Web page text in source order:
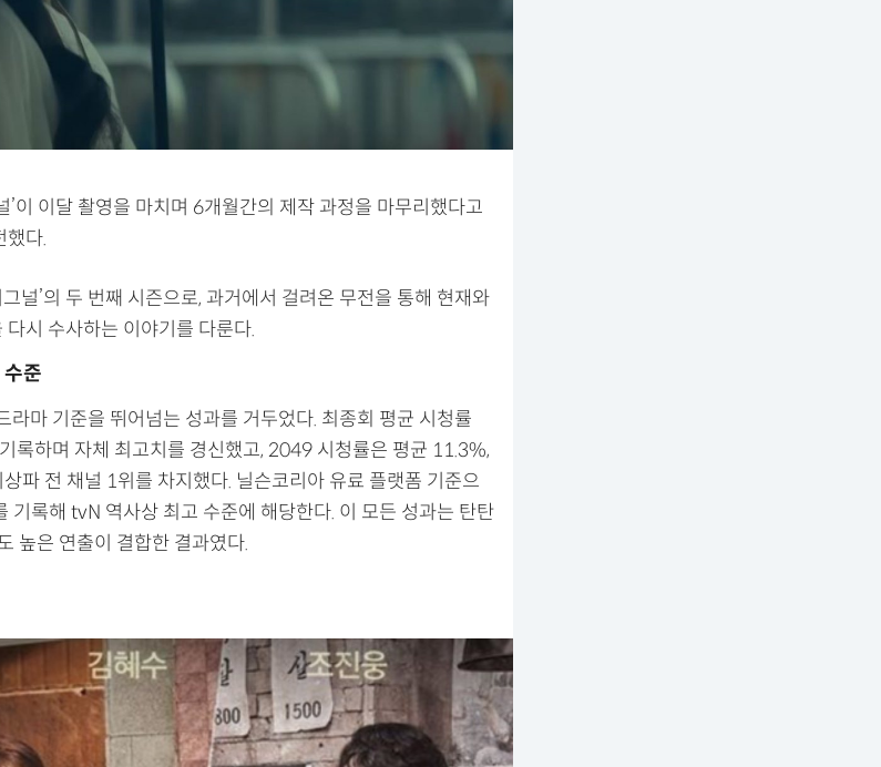
’이 이달 촬영을 마치며 6개월간의 제작 과정을 마무리했다고
했다.
널’의 두 번째 시즌으로, 과거에서 걸려온 무전을 통해 현재와
시 수사하는 이야기를 다룬다.
준
라마 기준을 뛰어넘는 성과를 거두었다. 최종회 평균 시청률
록하며 자체 최고치를 경신했고, 2049 시청률은 평균 11.3%,
파 전 채널 1위를 차지했다. 닐슨코리아 유료 플랫폼 기준으
기록해 tvN 역사상 최고 수준에 해당한다. 이 모든 성과는 탄탄
높은 연출이 결합한 결과였다.